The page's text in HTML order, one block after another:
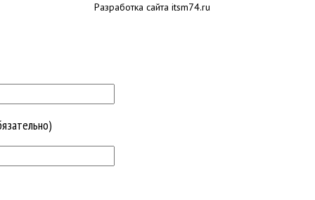
Разработка сайта itsm74.ru